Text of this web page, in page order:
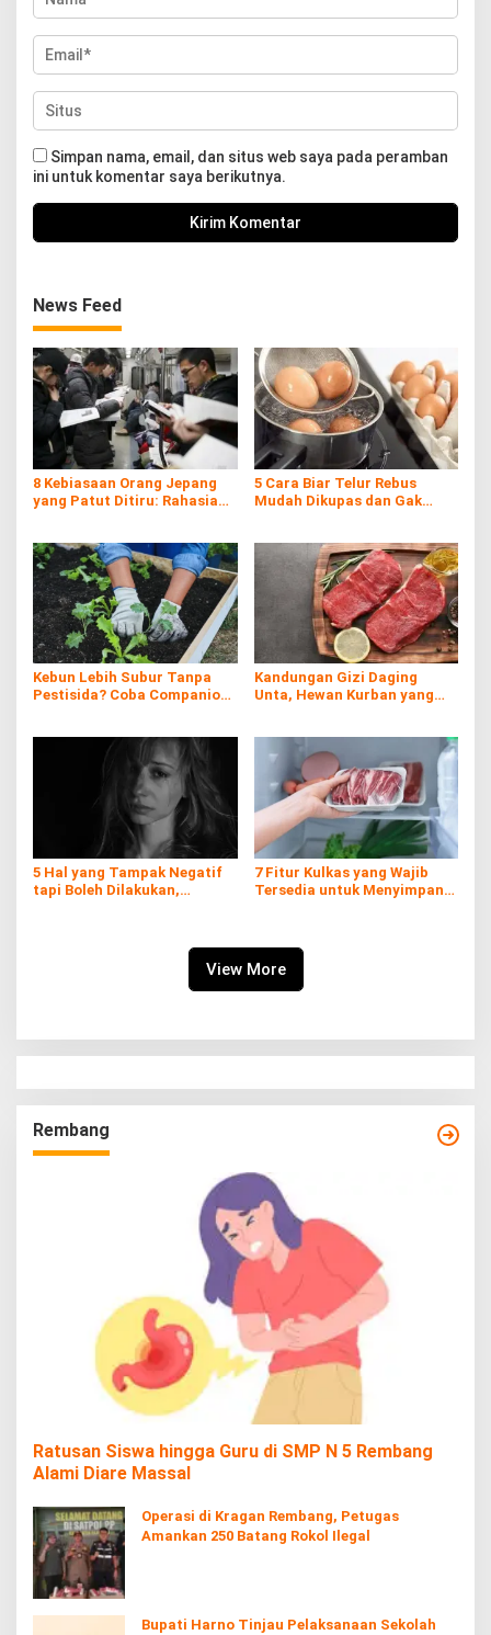
Simpan nama, email, dan situs web saya pada peramban
ini untuk komentar saya berikutnya.
News Feed
8 Kebiasaan Orang Jepang
yang Patut Ditiru: Rahasia
5 Cara Biar Telur Rebus
Mudah Dikupas dan Gak
Kebun Lebih Subur Tanpa
Pestisida? Coba Companion
Kandungan Gizi Daging
Unta, Hewan Kurban yang
5 Hal yang Tampak Negatif
tapi Boleh Dilakukan,
7 Fitur Kulkas yang Wajib
Tersedia untuk Menyimpan
View More
Rembang
Ratusan Siswa hingga Guru di SMP N 5 Rembang
Alami Diare Massal
Operasi di Kragan Rembang, Petugas
Amankan 250 Batang Rokol Ilegal
Bupati Harno Tinjau Pelaksanaan Sekolah